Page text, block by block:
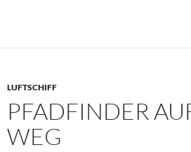
LUFTSCHIFF
PFADFINDER
WEG